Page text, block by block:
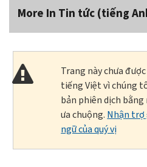
More In Tin tức (tiếng
Trang này chưa
tiếng Việt vì chúng
bản phiên dịch bằng
ưa chuộng. Nhận trợ
ngữ của quý vị